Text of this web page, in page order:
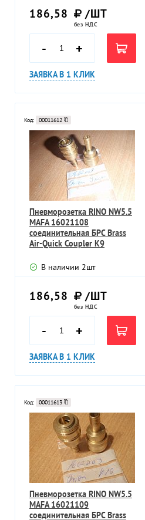
186,58 /ШТ
без НДС
- +
ЗАЯВКА В 1 КЛИК
Код: 00011612
Пневморозетка RINO NW5.5
MAFA 16021108
соединительная БРС Brass
Air-Quick Coupler К9
В наличии 2шт
186,58 /ШТ
без НДС
- +
ЗАЯВКА В 1 КЛИК
Код: 00011613
Пневморозетка RINO NW5.5
MAFA 16021109
соединительная БРС Brass